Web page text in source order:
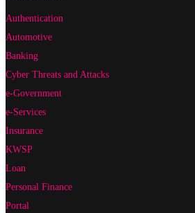
Authentication
Automotive
Banking
Cyber Threats and Attacks
e-Government
e-Services
Insurance
KWSP
Loan
Personal Finance
Portal